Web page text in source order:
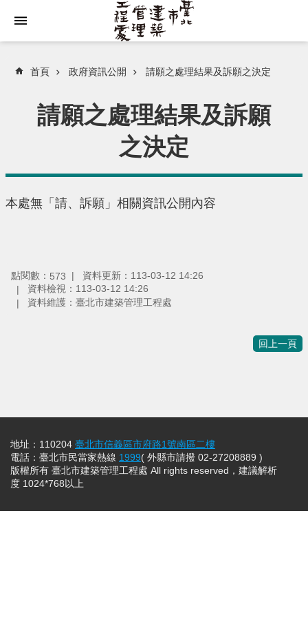
首頁 政府資訊公開 請願之處理結果及訴願之決定
請願之處理結果及訴願
之決定
本處無「請、訴願」相關資訊公開內容
點閱數： 573
資料更新：113-03-12 14:26
資料檢視：113-03-12 14:26
資料維護：臺北市建築管理工程處
回上一頁
地址：110204 臺北市信義區市府路1號南區二樓
電話：臺北市民當家熱線 1999( 外縣市請撥 02-27208889 )
版權所有 臺北市建築管理工程處 All rights reserved，建議解析
度 1024*768以上